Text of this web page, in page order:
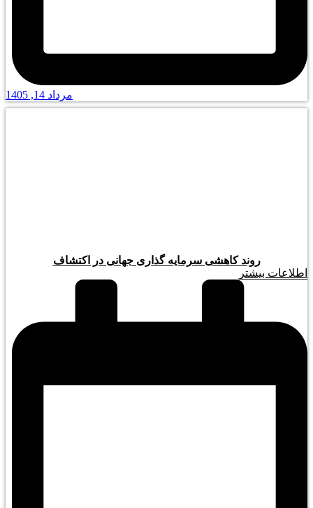
مرداد 14, 1405
روند کاهشی سرمایه گذاری جهانی در اکتشاف
اطلاعات بیشتر